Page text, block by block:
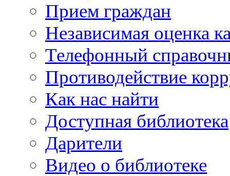
Прием граждан
Независимая оценка
Телефонный
Противодействие
Как нас найти
Доступная библиотека
Дарители
Видео о библиотеке